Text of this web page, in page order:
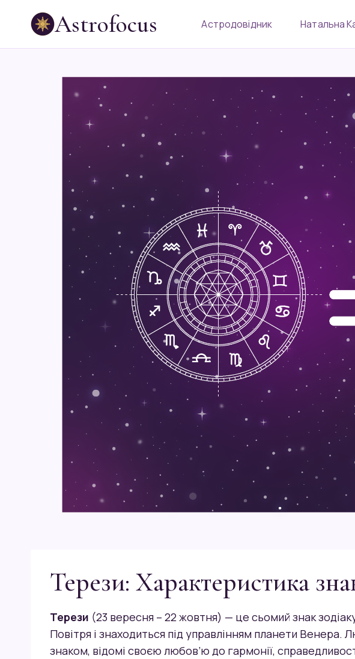
Astrofocus Астродовідник Натальна
Терези: Характеристика
Терези (23 вересня – 22 жовтня) — це сьомий знак
Повітря і знаходиться під управлінням планети Венера.
знаком, відомі своєю любов’ю до гармонії,